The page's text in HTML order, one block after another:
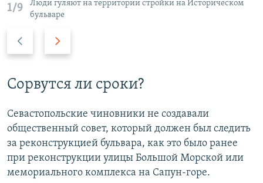
1/9
Люди гуляют на территории стройки на Историческом
бульваре
д
д
д
у
Сорвутся ли сроки?
Севастопольские чиновники не создавали
общественный совет, который должен был следить
за реконструкцией бульвара, как это было ранее
при реконструкции улицы Большой Морской или
мемориального комплекса на Сапун-горе.